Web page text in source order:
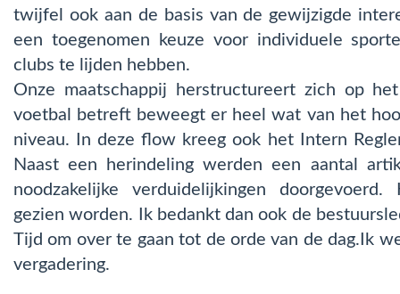
twijfel ook aan de basis van de gewijzigde
een toegenomen keuze voor individuele
clubs te lijden hebben.
Onze maatschappij herstructureert zich op
voetbal betreft beweegt er heel wat van het
niveau. In deze flow kreeg ook het Intern
Naast een herindeling werden een aantal
noodzakelijke verduidelijkingen
gezien worden. Ik bedankt dan ook de
Tijd om over te gaan tot de orde van de dag.Ik
vergadering.